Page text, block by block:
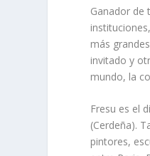
Ganador de
más
invitado y
mundo, la
Fresu es el
(Cerdeña).
pintores,